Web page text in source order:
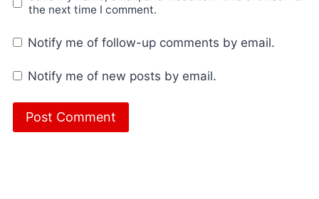
the next time I comment.
Notify me of follow-up comments by email.
Notify me of new posts by email.